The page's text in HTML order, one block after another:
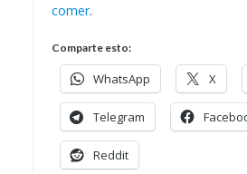
comer.
Comparte esto:
WhatsApp X
Telegram
Reddit